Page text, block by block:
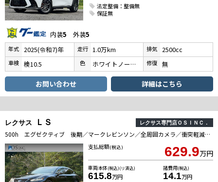
法定整備：整備無
保証無
内装5 外装5
年式 2025(令和7)年 走行 1.0万km 排気 2500cc
車検 検10.5 色 ホワイトノーヴァガラスフレーク 修復 無
お問い合わせ 詳細はこちら
レクサス ＬＳ レクサス専門店ＯＳＩＮＣ．
500h エグゼクティブ 後期／マークレビンソン／全周囲カメラ／衝突軽減／レーダークルーズコントロール／コーナーセンサー／HUD／BSM／ハンドルヒーター／シートヒーター・エアコン／パワーシート／ETC／電動リアゲート
支払総額(税込) 629.9万円
車両本体(税込)(リ済込)
615.8万円
諸費用(税込)
14.1万円